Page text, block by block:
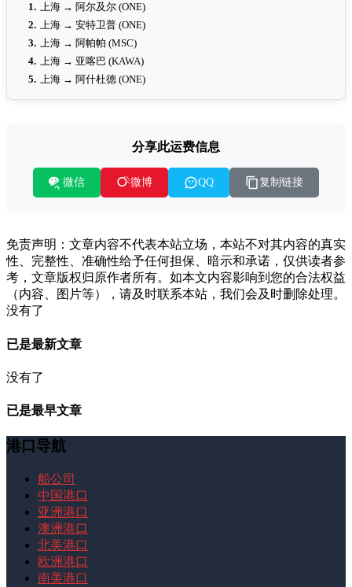
1. 上海 → 阿尔及尔 (ONE)
2. 上海 → 安特卫普 (ONE)
3. 上海 → 阿帕帕 (MSC)
4. 上海 → 亚喀巴 (KAWA)
5. 上海 → 阿什杜德 (ONE)
分享此运费信息
微信 微博 QQ 复制链接
免责声明：文章内容不代表本站立场，本站不对其内容的真实
性、完整性、准确性给予任何担保、暗示和承诺，仅供读者参
考，文章版权归原作者所有。如本文内容影响到您的合法权益
（内容、图片等），请及时联系本站，我们会及时删除处理。
没有了
已是最新文章
没有了
已是最早文章
港口导航
船公司
中国港口
亚洲港口
澳洲港口
北美港口
欧洲港口
南美港口